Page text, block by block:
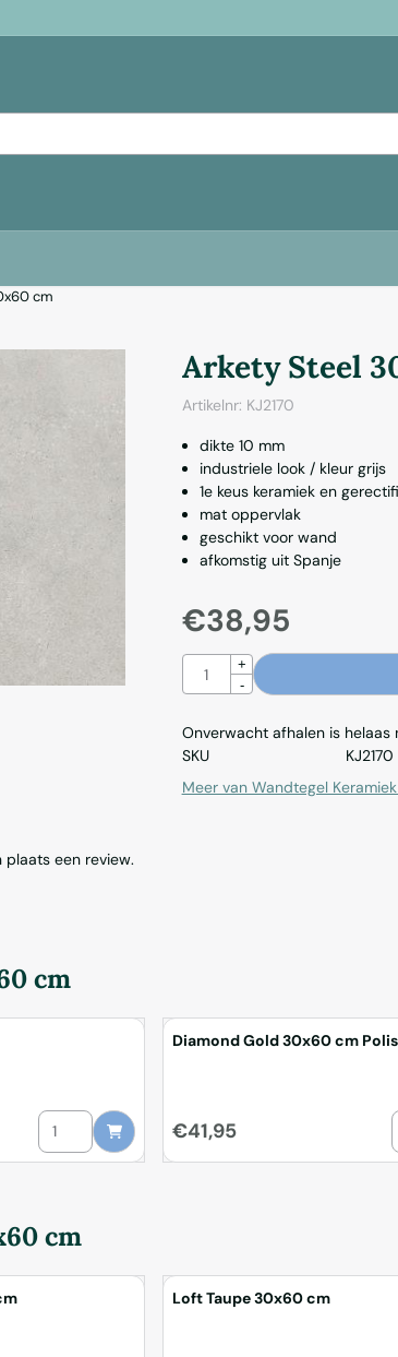
cm
Arkety Steel
Artikelnr: KJ2170
dikte 10 mm
industriele look / kleur grijs
1e keus keramiek en
mat oppervlak
geschikt voor wand
afkomstig uit Spanje
€38,95
+
-
Onverwacht afhalen is helaas
SKU
KJ2170
Meer van Wandtegel
een review.
cm
Aantal kiezen voor Arkety Taupe 30x60 cm
Diamond Gold 30x60 cm
Prijs: 41,95
€41,95
cm
Loft Taupe 30x60 cm